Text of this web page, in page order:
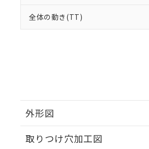
全体の動き(TT)
外形図
取りつけ穴加工図